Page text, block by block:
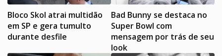
Bloco Skol atrai multidão
em SP e gera tumulto
durante desfile
Bad Bunny se destaca no
Super Bowl com
mensagem por trás de seu
look